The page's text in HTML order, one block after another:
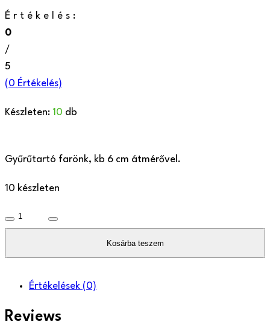
Értékelés:
0
/
5
(0 Értékelés)
Készleten: 10 db
Gyűrűtartó farönk, kb 6 cm átmérővel.
10 készleten
Gyűrűtartó
Kosárba teszem
Értékelések (0)
Reviews